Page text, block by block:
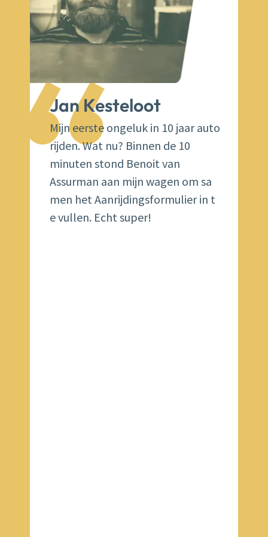
“
Jan Kesteloot
Mijn eerste ongeluk in 10 jaar auto
rijden. Wat nu? Binnen de 10
minuten stond Benoit van
Assurman aan mijn wagen om sa
men het Aanrijdingsformulier in t
e vullen. Echt super!